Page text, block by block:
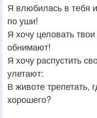
Я влюбилась в тебя
по уши!
Я хочу целовать
обнимают!
Я хочу распустить
улетают:
В животе трепетать,
хорошего?